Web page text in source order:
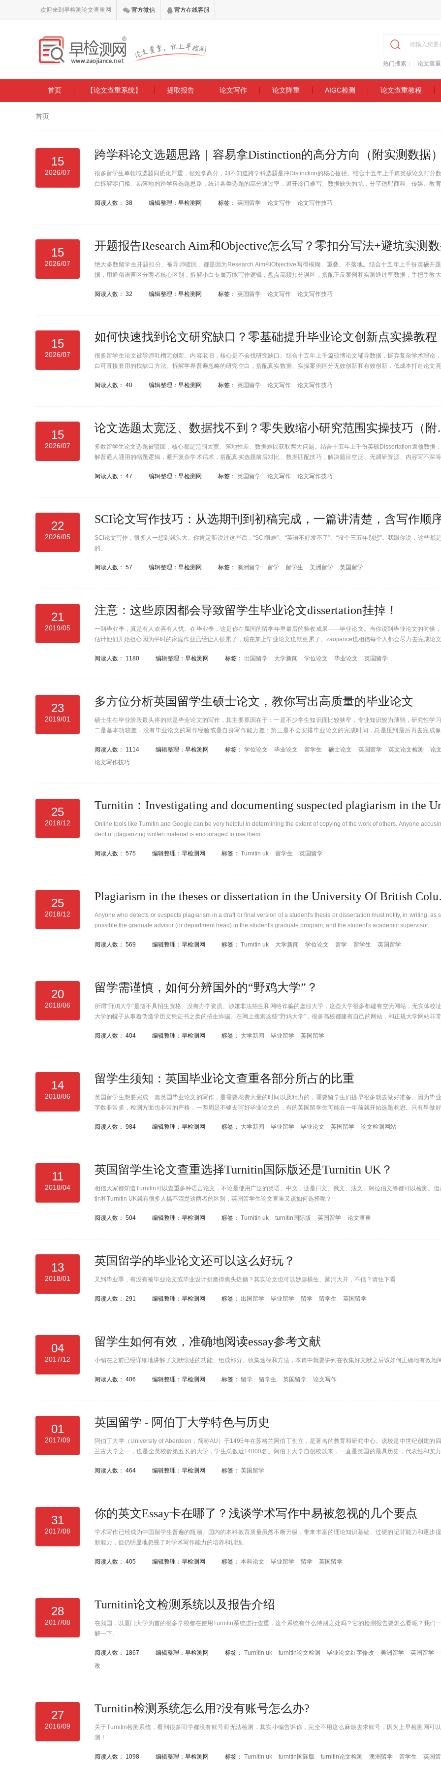
欢迎来到早检测论文查重网 官方微信 官方在线客服
热门搜索： 论文查重
首页 【论文查重系统】 提取报告 论文写作 论文降重 AIGC检测 论文查重教程
首页
15
2026/07
跨学科论文选题思路｜容易拿Distinction的高分方向（附实测数据）
很多留学生单领域选题同质化严重，很难拿高分，却不知道跨学科选题是冲Distinction的核心捷径。结合十五年上千篇英硕论文打分
白拆解零门槛、易落地的跨学科选题思路，统计各类选题的高分通过率，避开冷门难写、数据缺失的坑，分享适配商科、传媒、教育
阅读人数： 38 编辑整理：早检测网 标签： 英国留学 论文写作 论文写作技巧
15
2026/07
开题报告Research Aim和Objective怎么写？零扣分写法+避坑实测
绝大多数留学生开题扣分、被导师驳回，都是因为Research Aim和Objective写得模糊、重叠、不落地。结合十五年上千份英硕开
据，用通俗语言区分两者核心区别，拆解小白专属万能写作逻辑，盘点高频扣分误区，搭配正反案例和实测通过率数据，手把手教大
阅读人数： 32 编辑整理：早检测网 标签： 英国留学 论文写作 论文写作技巧
15
2026/07
如何快速找到论文研究缺口？零基础提升毕业论文创新点实操教程
很多留学生论文被导师吐槽无创新、内容老旧，核心是不会找研究缺口。结合十五年上千篇硕博论文辅导数据，摒弃复杂学术理论
白可直接套用的找缺口方法。拆解学界普遍忽略的研究空白，搭配真实数据、实操案例区分无效创新和有效创新，低成本打造论文亮
阅读人数： 40 编辑整理：早检测网 标签： 英国留学 论文写作 论文写作技巧
15
2026/07
论文选题太
多数留学生论文选题被驳回，核心都是范围太宽、落地性差、数据难以获取两大问题。结合十五年上千份英硕Dissertation返修数据
解普通人通用的缩题逻辑，避开复杂学术话术，搭配真实选题前后对比、数据匹配技巧，解决题目空泛、无调研资源、内容写不深等
阅读人数： 47 编辑整理：早检测网 标签： 英国留学 论文写作 论文写作技巧
22
2026/05
SCI论文写作，很多人一想到就头大。你肯定听说过这些话：“SCI很难”、“英语不好发不了”、“没个三五年别想”。我跟你说，这些都
的。
阅读人数： 57 编辑整理：早检测网 标签： 澳洲留学 留学 留学生 美洲留学 英国留学
21
2019/05
注意：这些原因都会导致留学生毕业论文dissertation挂掉！
一到毕业季，真是有人欢喜有人忧。在毕业季，这是你在腐国的留学年里最后的验收成果——毕业论文。当你说到毕业论文的时候
估计他们开始担心因为平时的家庭作业已经让人很累了，现在加上毕业论文也就更累了。zaojiance也相信每个人都会尽力去完成论文
ce留学就来跟大家分析一下毕业论文挂科的原因：
阅读人数： 1180 编辑整理：早检测网 标签： 出国留学 大学新闻 学位论文 毕业论文 英国留学
23
2019/01
多方位分析英国留学生硕士论文，教你写出高质量的毕业论文
硕士生在毕业阶段最头疼的就是毕业论文的写作，其主要原因在于：一是不少学生知识面比较狭窄，专业知识较为薄弱，研究性学习
二是基本功较差，没有毕业论文的写作经验或是自身写作能力差；第三是不会安排毕业论文的完成时间，总是压到最后再去完成像
阅读人数： 1114 编辑整理：早检测网 标签： 学位论文 毕业论文 留学生 硕士论文 英国留学 英文论文检测
论
论文写作技巧
25
2018/12
Online tools like Turnitin and Google can be very helpful in determining the extent of copying of the work of others. Anyone
dent of plagiarizing written material is encouraged to use them.
阅读人数： 575 编辑整理：早检测网 标签： Turnitin uk 留学生 英国留学
25
2018/12
Anyone who detects or suspects plagiarism in a draft or final version of a student's thesis or dissertation must notify, in writing, as
possible,the graduate advisor (or department head) in the student's graduate program, and the student's academic supervisor.
阅读人数： 569 编辑整理：早检测网 标签： Turnitin uk 大学新闻 学位论文 留学 留学生 英国留学
20
2018/06
留学需谨慎，如何分辨国外的“野鸡大学”？
所谓“野鸡大学”是指不具招生资格、没有办学资质、涉嫌非法招生和网络诈骗的虚假大学，这些大学很多都建有空壳网站，无实体校
大学的幌子从事着伪造学历文凭证书之类的招生诈骗。在网上搜索这些“野鸡大学”，很多高校都建有自己的网站，和正规大学网站非
阅读人数： 404 编辑整理：早检测网 标签： 大学新闻 毕业留学 英国留学
14
2018/06
留学生须知：英国毕业论文查重各部分所占的比重
英国留学生想要完成一篇英国毕业论文的写作，是需要花费大量的时间以及精力的，需要留学生们提早很多就去做好准备。因为毕
字数非常多，检测方面也非常的严格，一两周是不够去写好毕业论文的，有的英国留学生可能在一年前就开始选题构思。只有早做好
阅读人数： 984 编辑整理：早检测网 标签： 大学新闻 毕业留学 毕业论文 英国留学 论文检测网站
11
2018/04
英国留学生论文查重选择Turnitin国际版还是Turnitin UK？
相信大家都知道Turnitin可以查重多种语言论文，不论是使用广泛的英语、中文，还是日文、俄文、法文、阿拉伯文等都可以检测。但
tin和Turnitin UK就有很多人搞不清楚这两者的区别，英国留学生论文查重又该如何选择呢？
阅读人数： 504 编辑整理：早检测网 标签： Turnitin uk turnitin国际版 英国留学 论文查重
13
2018/01
英国留学的毕业论文还可以这么好玩？
又到毕业季，有没有被毕业论文或毕业设计折磨得焦头烂额？其实论文也可以妙趣横生、脑洞大开，不信？请往下看
阅读人数： 291 编辑整理：早检测网 标签： 出国留学 毕业留学 留学 留学生 英国留学
04
2017/12
留学生如何有效，准确地阅读essay参考文献
小编在之前已经详细地讲解了文献综述的功能、组成部分、收集途径和方法，本篇中就要讲到在收集好文献之后该如何正确地有效地
阅读人数： 406 编辑整理：早检测网 标签： 留学 留学生 英国留学 论文写作
01
2017/09
英国留学 - 阿伯丁大学特色与历史
阿伯丁大学（University of Aberdeen，简称AU）于1495年在苏格兰阿伯丁创立，是著名的教育和研究中心。该校是中世纪创建的
兰古大学之一，也是全英校龄第五长的大学，学生总数近14000名。阿伯丁大学自创校以来，一直是英国的最具历史，代表性和实力
于就业的大学”中的第一名。“QS世界大学排名（2015-2016）”中：阿伯丁大学位居世界第137位。同时在最新的2016泰晤士世界国际
阅读人数： 464 编辑整理：早检测网 标签： 英国留学
31
2017/08
你的英文Essay卡在哪了？浅谈学术写作中易被忽视的几个要点
学术写作已经成为中国留学生普遍的瓶颈。国内的本科教育质量虽然不断升级，带来丰富的理论知识基础、过硬的记背能力和逐步
新能力，但仍明显地忽视了对学术写作能力的培养和训练。
阅读人数： 405 编辑整理：早检测网 标签： 本科论文 毕业留学 留学 英国留学
28
2017/08
Turnitin论文检测系统以及报告介绍
在我国，以厦门大学为首的很多学校都在使用Turnitin系统进行查重，这个系统有什么特别之处吗？它的检测报告要怎么看呢？我们
解一下。
阅读人数： 1867 编辑整理：早检测网 标签： Turnitin uk turnitin论文检测 毕业论文红字修改 美洲留学 英国留学
改
27
2016/09
Turnitin检测系统怎么用?没有账号怎么办?
关于Turnitin检测系统，看到很多同学都没有账号而无法检测，其实小编告诉你，完全不用这么麻烦去求账号，因为上早检测网可
测！
阅读人数： 1098 编辑整理：早检测网 标签： Turnitin uk turnitin国际版 turnitin论文检测 澳洲留学 留学生 英国